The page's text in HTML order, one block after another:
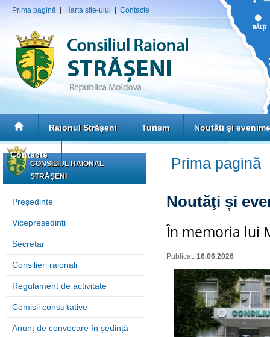
Prima pagină Harta site-ului Contacte
Raionul Strășeni Turism Noutăţi și
Contacte
CONSILIUL RAIONAL
STRĂȘENI
Președinte
Vicepreședinți
Secretar
Consilieri raionali
Regulament de activitate
Comisii consultative
Anunț de convocare în ședință
Prima pagină
Noutăţi și
În memoria lui
Publicat: 16.06.2026